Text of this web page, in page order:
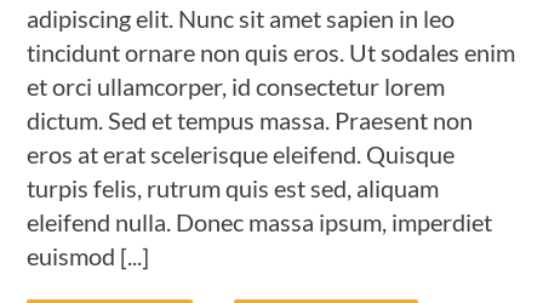
adipiscing elit. Nunc sit amet sapien in leo
tincidunt ornare non quis eros. Ut sodales enim
et orci ullamcorper, id consectetur lorem
dictum. Sed et tempus massa. Praesent non
eros at erat scelerisque eleifend. Quisque
turpis felis, rutrum quis est sed, aliquam
eleifend nulla. Donec massa ipsum, imperdiet
euismod [...]